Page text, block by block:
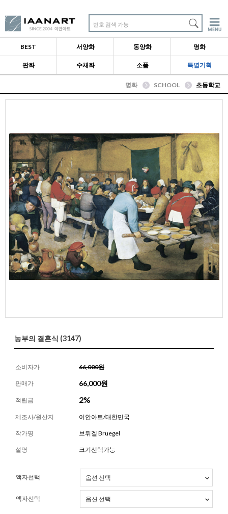
번호 검색 가능
BEST 서양화 동양화 명화
판화 수채화 소품 특별기획
명화 SCHOOL 초등학교
농부의 결혼식 (3147)
소비자가 66,000원
판매가 66,000원
적립금 2%
제조사/원산지 이안아트/대한민국
작가명 브뤼겔 Bruegel
설명 크기선택가능
액자선택
액자선택